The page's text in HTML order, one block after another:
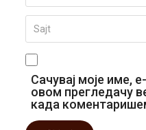
Сачувај моје име,
овом прегледачу
када